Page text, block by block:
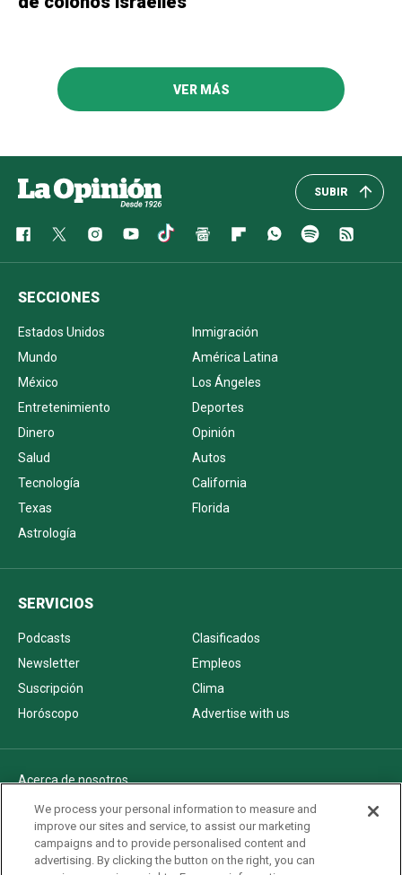
VER MÁS
SUBIR
SECCIONES
Estados Unidos
Inmigración
Mundo
América Latina
México
Los Ángeles
Entretenimiento
Deportes
Dinero
Opinión
Salud
Autos
Tecnología
California
Texas
Florida
Astrología
SERVICIOS
Podcasts
Clasificados
Newsletter
Empleos
Suscripción
Clima
Horóscopo
Advertise with us
Acerca de nosotros
Politica de privacidad
Pautas Editoriales
AdChoices
We process your personal information to measure and
improve our sites and service, to assist our marketing
campaigns and to provide personalised content and
advertising. By clicking the button on the right, you can